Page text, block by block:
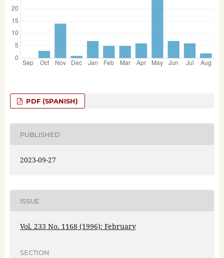
PDF (SPANISH)
PUBLISHED
2023-09-27
ISSUE
Vol. 233 No. 1168 (1996): February
SECTION